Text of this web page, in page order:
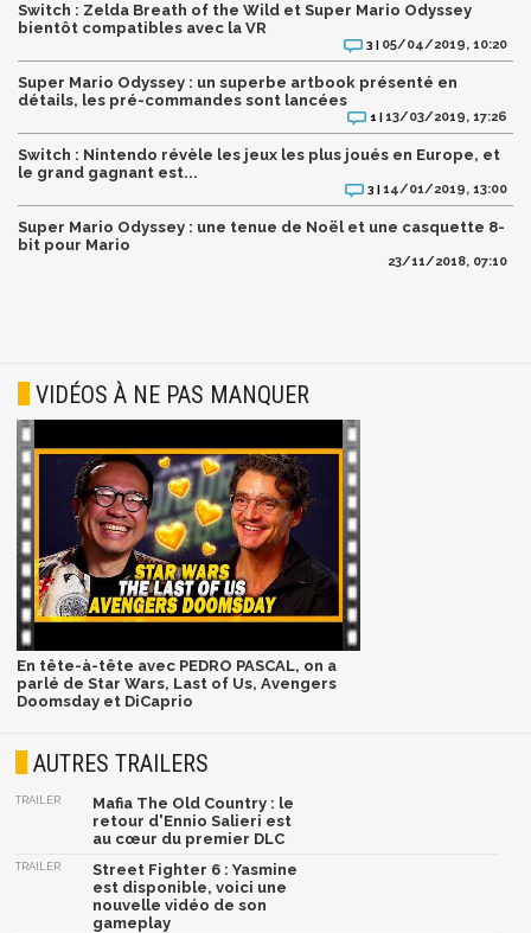
Switch : Zelda Breath of the Wild et Super Mario Odyssey
bientôt compatibles avec la VR
3 | 05/04/2019, 10:20
Super Mario Odyssey : un superbe artbook présenté en
détails, les pré-commandes sont lancées
1 | 13/03/2019, 17:26
Switch : Nintendo révèle les jeux les plus joués en Europe, et
le grand gagnant est...
3 | 14/01/2019, 13:00
Super Mario Odyssey : une tenue de Noël et une casquette 8-
bit pour Mario
23/11/2018, 07:10
VIDÉOS À NE PAS MANQUER
En tête-à-tête avec PEDRO PASCAL, on a
parlé de Star Wars, Last of Us, Avengers
Doomsday et DiCaprio
AUTRES TRAILERS
TRAILER
Mafia The Old Country : le
retour d'Ennio Salieri est
au cœur du premier DLC
TRAILER
Street Fighter 6 : Yasmine
est disponible, voici une
nouvelle vidéo de son
gameplay